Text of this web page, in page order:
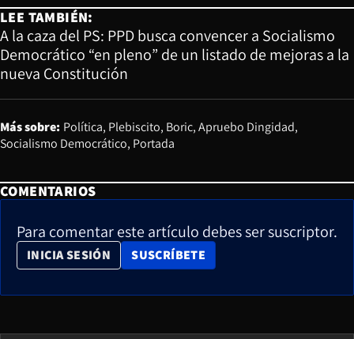
LEE TAMBIÉN:
A la caza del PS: PPD busca convencer a Socialismo
Democrático “en pleno” de un listado de mejoras a la
nueva Constitución
Más sobre: Política Plebiscito Boric Apruebo Dingidad
Socialismo Democrático Portada
COMENTARIOS
Para comentar este artículo debes ser suscriptor.
INICIA SESIÓN SUSCRÍBETE
OPENS IN NEW WINDOW